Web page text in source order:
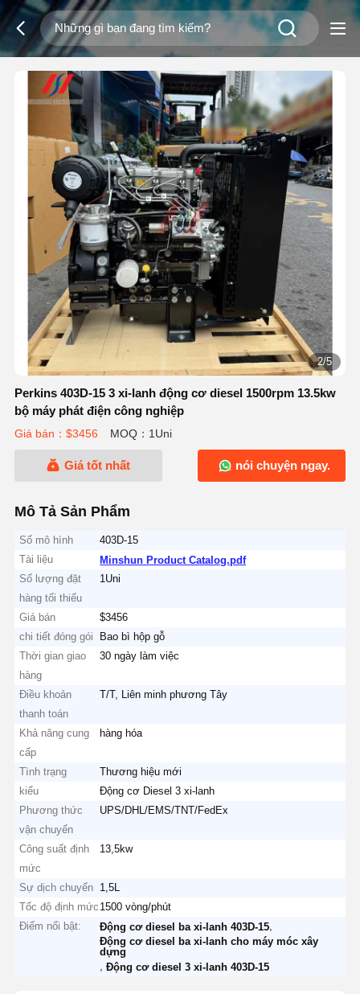
2/5
Perkins 403D-15 3 xi-lanh động cơ diesel 1500rpm 13.5kw
bộ máy phát điện công nghiệp
Giá bán：$3456 MOQ：1Uni
Giá tốt nhất nói chuyện ngay.
Mô Tả Sản Phẩm
Số mô hình
403D-15
Tài liệu
Minshun Product Catalog.pdf
Số lượng đặt
hàng tối thiểu
1Uni
Giá bán
$3456
chi tiết đóng gói
Bao bì hộp gỗ
Thời gian giao
hàng
30 ngày làm việc
Điều khoản
thanh toán
T/T, Liên minh phương Tây
Khả năng cung
cấp
hàng hóa
Tình trạng
Thương hiệu mới
kiểu
Động cơ Diesel 3 xi-lanh
Phương thức
vận chuyển
UPS/DHL/EMS/TNT/FedEx
Công suất định
mức
13,5kw
Sự dịch chuyển 1,5L
Tốc độ định mức 1500 vòng/phút
Điểm nổi bật:
Động cơ diesel ba xi-lanh 403D-15
Động cơ diesel ba xi-lanh cho máy móc xây
dựng
,Động cơ diesel 3 xi-lanh 403D-15